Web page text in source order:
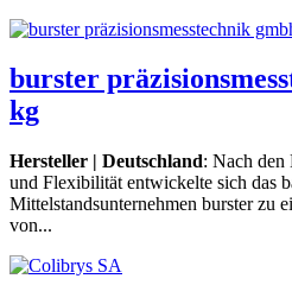
burster
kg
Hersteller | Deutschland: Nach den
und Flexibilität entwickelte sich das
Mittelstandsunternehmen burster zu
von...